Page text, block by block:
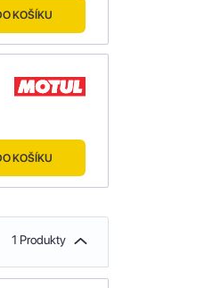
KOŠÍKU
KOŠÍKU
1 Produkty